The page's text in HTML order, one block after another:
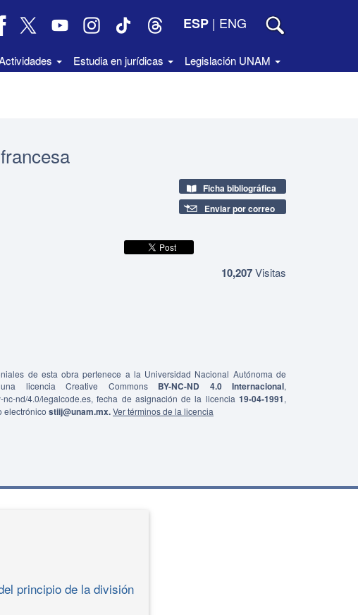
ESP | ENG
Estudia en jurídicas Legislación UNAM
Ficha bibliográfica
Enviar por correo
10,207Visitas
de esta obra pertenece a la Universidad Nacional Autónoma de
licencia Creative Commons BY-NC-ND 4.0 Internacional,
nc-nd/4.0/legalcode.es, fecha de asignación de la licencia 19-04-1991,
electrónico stiij@unam.mx.Ver términos de la licencia
principio de la división